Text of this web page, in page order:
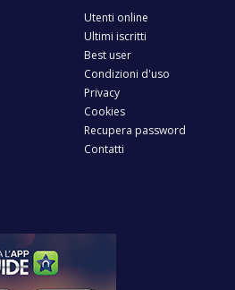
Utenti online
Ultimi iscritti
Best user
Condizioni d'uso
Privacy
Cookies
Recupera password
Contatti